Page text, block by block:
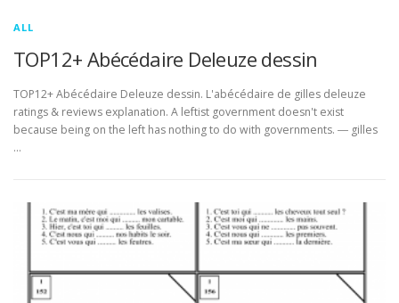
ALL
TOP12+ Abécédaire Deleuze dessin
TOP12+ Abécédaire Deleuze dessin. L'abécédaire de gilles deleuze
ratings & reviews explanation. A leftist government doesn't exist
because being on the left has nothing to do with governments. ― gilles
…